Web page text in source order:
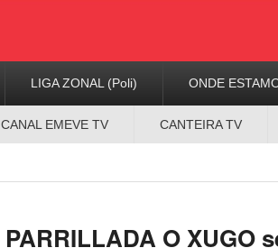
LIGA ZONAL (Poli) ONDE
CANAL EMEVE TV CANTEIRA TV
O XUGO